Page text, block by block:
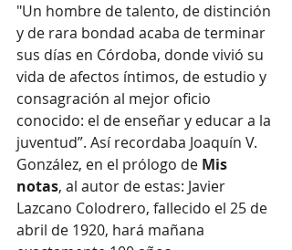
"Un hombre de talento, de distinción
y de rara bondad acaba de terminar
sus días en Córdoba, donde vivió su
vida de afectos íntimos, de estudio y
consagración al mejor oficio
conocido: el de enseñar y educar a la
juventud”. Así recordaba Joaquín V.
González, en el prólogo de Mis
notas, al autor de estas: Javier
Lazcano Colodrero, fallecido el 25 de
abril de 1920, hará mañana